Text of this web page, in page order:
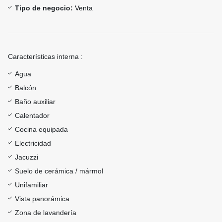
Tipo de negocio: Venta
Características interna :
Agua
Balcón
Baño auxiliar
Calentador
Cocina equipada
Electricidad
Jacuzzi
Suelo de cerámica / mármol
Unifamiliar
Vista panorámica
Zona de lavandería